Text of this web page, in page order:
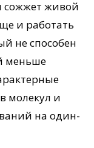
сожжет живой
и работать
не способен
меньше
молекул и
на один-